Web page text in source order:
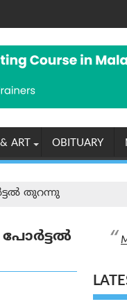
കലയുടെ
ART OBITUARY
തുറന്നു